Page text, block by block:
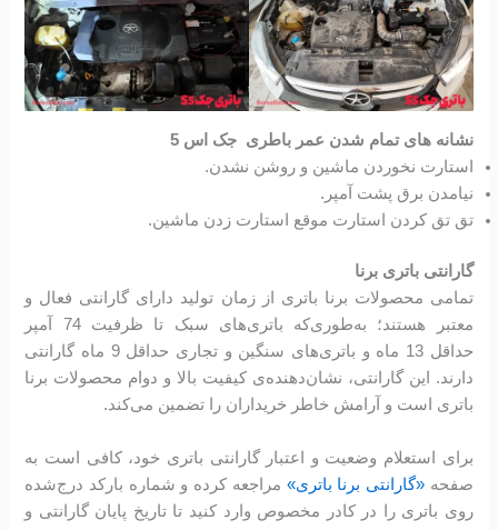
نشانه های تمام شدن عمر باطری جک اس 5
استارت نخوردن ماشین و روشن نشدن.
نیامدن برق پشت آمپر.
تق تق کردن استارت موقع استارت زدن ماشین.
گارانتی باتری برنا
تمامی محصولات برنا باتری از زمان تولید دارای گارانتی فعال و
معتبر هستند؛ به‌طوری‌که باتری‌های سبک تا ظرفیت 74 آمپر
حداقل 13 ماه و باتری‌های سنگین و تجاری حداقل 9 ماه گارانتی
دارند. این گارانتی، نشان‌دهنده‌ی کیفیت بالا و دوام محصولات برنا
باتری است و آرامش خاطر خریداران را تضمین می‌کند.
برای استعلام وضعیت و اعتبار گارانتی باتری خود، کافی است به
صفحه«گارانتی برنا باتری» مراجعه کرده و شماره بارکد درج‌شده
روی باتری را در کادر مخصوص وارد کنید تا تاریخ پایان گارانتی و